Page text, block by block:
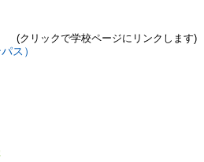
(クリックで学校ページにリンクします)
ス）